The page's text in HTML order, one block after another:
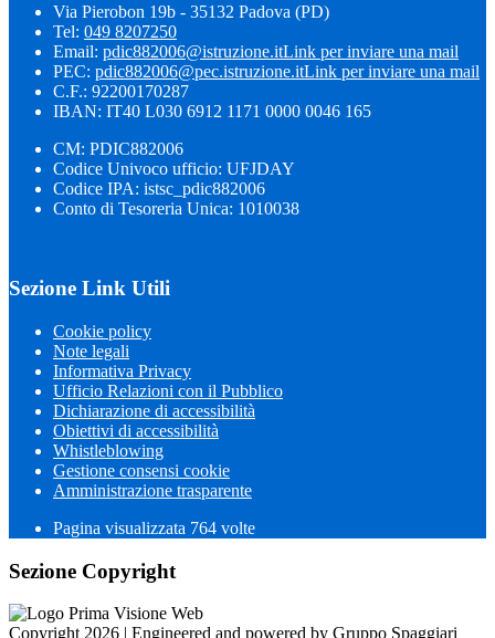
Via Pierobon 19b - 35132 Padova (PD)
Tel: 049 8207250
Email: pdic882006@istruzione.itLink per inviare una mail
PEC: pdic882006@pec.istruzione.itLink per inviare una mail
C.F.: 92200170287
IBAN: IT40 L030 6912 1171 0000 0046 165
CM: PDIC882006
Codice Univoco ufficio: UFJDAY
Codice IPA: istsc_pdic882006
Conto di Tesoreria Unica: 1010038
Sezione Link Utili
Cookie policy
Note legali
Informativa Privacy
Ufficio Relazioni con il Pubblico
Dichiarazione di accessibilità
Obiettivi di accessibilità
Whistleblowing
Gestione consensi cookie
Amministrazione trasparente
Pagina visualizzata 764 volte
Sezione Copyright
Copyright 2026 | Engineered and powered by Gruppo Spaggiari